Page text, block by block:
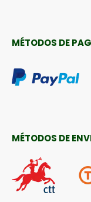
MÉTODOS DE
MÉTODOS DE